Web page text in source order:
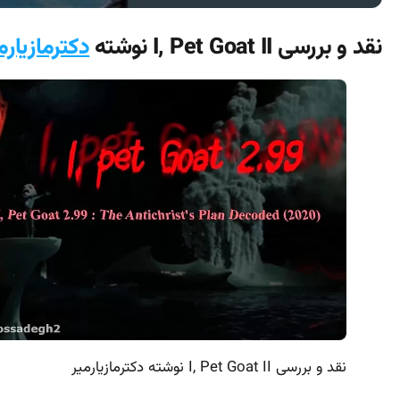
نقد و بررسی I, Pet Goat II نوشته
نقد و بررسی I, Pet Goat II نوشته دکترمازیارمیر